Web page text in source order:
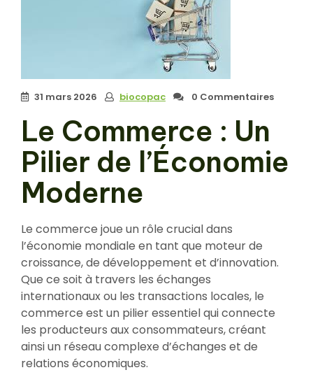
31 mars 2026 biocopac 0 Commentaires
Le Commerce : Un
Pilier de l’Économie
Moderne
Le commerce joue un rôle crucial dans
l’économie mondiale en tant que moteur de
croissance, de développement et d’innovation.
Que ce soit à travers les échanges
internationaux ou les transactions locales, le
commerce est un pilier essentiel qui connecte
les producteurs aux consommateurs, créant
ainsi un réseau complexe d’échanges et de
relations économiques.